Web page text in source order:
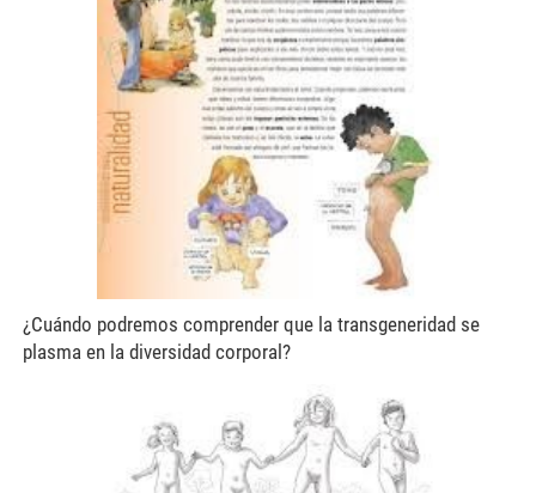
¿Cuándo podremos comprender que la transgeneridad se
plasma en la diversidad corporal?
ramos10.jpg